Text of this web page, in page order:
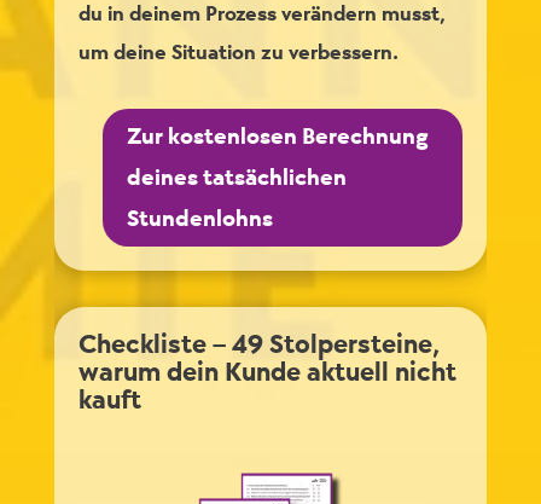
du in deinem Prozess verändern musst,
um deine Situation zu verbessern.
Zur kostenlosen Berechnung
deines tatsächlichen
Stundenlohns
Checkliste – 49 Stolpersteine,
warum dein Kunde aktuell nicht
kauft